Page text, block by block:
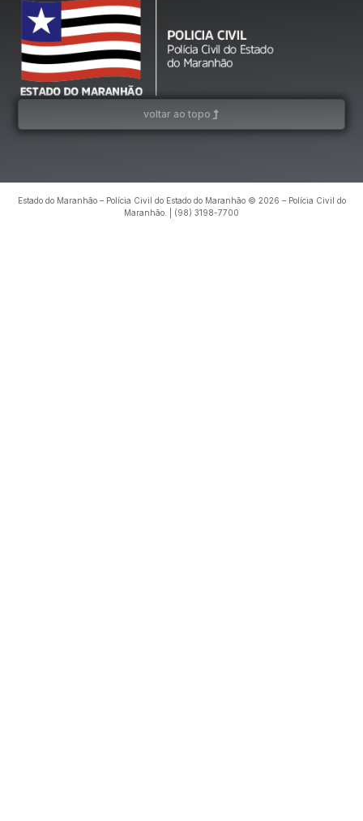
voltar ao topo
Estado do Maranhão – Polícia Civil do Estado do Maranhão © 2026 – Polícia Civil do
Maranhão. | (98) 3198-7700